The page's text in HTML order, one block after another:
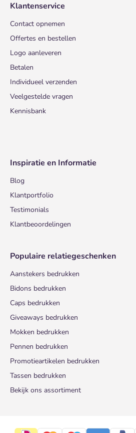
Klantenservice
Contact opnemen
Offertes en bestellen
Logo aanleveren
Betalen
Individueel verzenden
Veelgestelde vragen
Kennisbank
Inspiratie en Informatie
Blog
Klantportfolio
Testimonials
Klantbeoordelingen
Populaire relatiegeschenken
Aanstekers bedrukken
Bidons bedrukken
Caps bedrukken
Giveaways bedrukken
Mokken bedrukken
Pennen bedrukken
Promotieartikelen bedrukken
Tassen bedrukken
Bekijk ons assortiment